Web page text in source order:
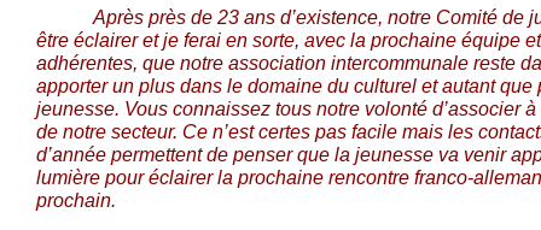
Après près de 23 ans d’existence, notre Comité de
être éclairer et je ferai en sorte, avec la prochaine équipe
adhérentes, que notre association intercommunale reste
apporter un plus dans le domaine du culturel et autant
jeunesse. Vous connaissez tous notre volonté d’associer
de notre secteur. Ce n’est certes pas facile mais les
d’année permettent de penser que la jeunesse va venir
lumière pour éclairer la prochaine rencontre franco-
prochain.